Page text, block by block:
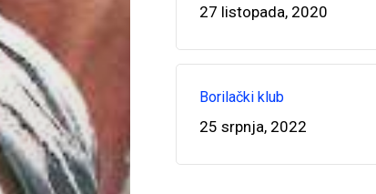
27 listopada, 2020
Borilački klub
25 srpnja, 2022